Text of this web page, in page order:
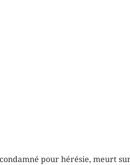
pour hérésie, meurt